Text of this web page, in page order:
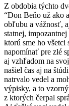
Z obdobia týchto
“Don Beňo už ako
obľubu a vážnosť,
statnej,
ktorú sme ho všetci
napomínať pre zlé
aj vzhľadom na
našiel čas aj na
natrvalo vedel a
výpisky, a to
z ktorých čerpal